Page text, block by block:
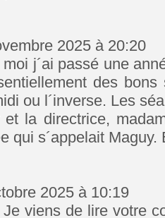
2025 à 20:20
moi j´ai passé une
des
ou l´inverse. Les
et la directrice,
qui s´appelait Maguy.
2025 à 10:19
Je viens de lire votre